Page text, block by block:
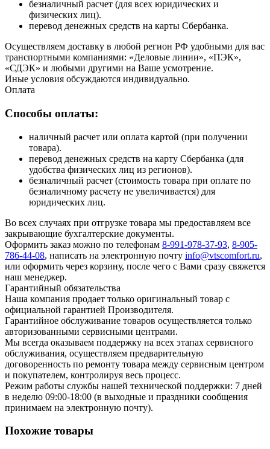
безналичный расчет (для всех юридических и
физических лиц).
перевод денежных средств на карты Сбербанка.
Осуществляем доставку в любой регион РФ удобными для вас
транспортными компаниями: «Деловые линии», «ПЭК»,
«СДЭК» и любыми другими на Ваше усмотрение.
Иные условия обсуждаются индивидуально.
Оплата
Способы оплаты:
наличный расчет или оплата картой (при получении
товара).
перевод денежных средств на карту Сбербанка (для
удобства физических лиц из регионов).
безналичный расчет (стоимость товара при оплате по
безналичному расчету не увеличивается) для
юридических лиц.
Во всех случаях при отгрузке товара мы предоставляем все
закрывающие бухгалтерские документы.
Оформить заказ можно по телефонам 8-991-978-37-93, 8-905-
786-44-08, написать на электронную почту info@vtscomfort.ru,
или оформить через корзину, после чего с Вами сразу свяжется
наш менеджер.
Гарантийный обязательства
Наша компания продает только оригинальный товар с
официальной гарантией Производителя.
Гарантийное обслуживание товаров осуществляется только
авторизованными сервисными центрами.
Мы всегда оказываем поддержку на всех этапах сервисного
обслуживания, осуществляем предварительную
договоренность по ремонту товара между сервисным центром
и покупателем, контролируя весь процесс.
Режим работы службы нашей технической поддержки: 7 дней
в неделю 09:00-18:00 (в выходные и праздники сообщения
принимаем на электронную почту).
Похожие товары